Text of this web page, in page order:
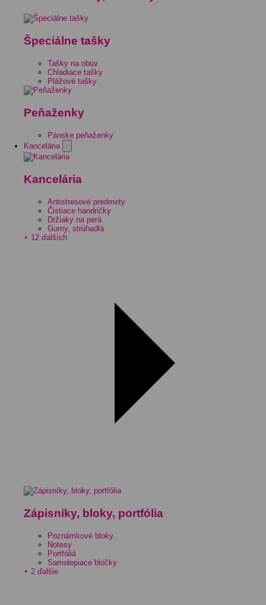
Špeciálne tašky
Tašky na obuv
Chladiace tašky
Plážové tašky
Peňaženky
Pánske peňaženky
Kancelária
Kancelária
Antistresové predmety
Čistiace handričky
Držiaky na perá
Gumy, strúhadlá
+ 12 ďalších
Zápisníky, bloky, portfólia
Poznámkové bloky
Notesy
Portfóliá
Samolepiace bločky
+ 2 ďalšie